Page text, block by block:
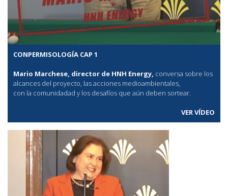
CONPERMISOLOGÍA CAP 1
Mario Marchese, director de HNH Energy, conversa sobre los
alcances del proyecto, las acciones medioambientales,
con la comunidadad y los desafíos que aún deben sortear.
VER VÍDEO